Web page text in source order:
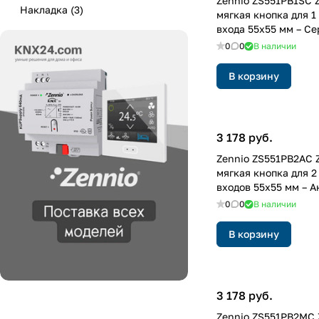
мягкая кнопка для
входа 55x55 мм –
заказ
0 0 В наличии
В корзину
3 178 руб.
Zennio ZS551PB2AC
мягкая кнопка для
входов 55x55 мм –
заказ
0 0 В наличии
В корзину
3 178 руб.
Zennio
Накладка (3)